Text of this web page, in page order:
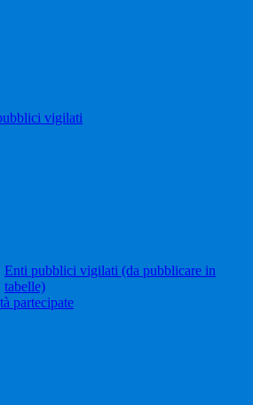
vigilati
Enti pubblici vigilati (da pubblicare in
tabelle)
partecipate